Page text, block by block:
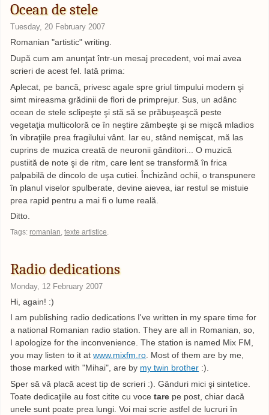
Ocean de stele
Tuesday, 20 February 2007
Romanian "artistic" writing.
După cum am anunţat într-un mesaj precedent, voi mai avea
scrieri de acest fel. Iată prima:
Aplecat, pe bancă, privesc agale spre griul timpului modern şi
simt mireasma grădinii de flori de primprejur. Sus, un adânc
ocean de stele sclipeşte şi stă să se prăbuşeaşcă peste
vegetaţia multicoloră ce în neştire zâmbeşte şi se mişcă mladios
în vibraţiile prea fragilului vânt. Iar eu, stând nemişcat, mă las
cuprins de muzica creată de neuronii gânditori... O muzică
pustiită de note şi de ritm, care lent se transformă în frica
palpabilă de dincolo de uşa cutiei. Închizând ochii, o transpunere
în planul viselor spulberate, devine aievea, iar restul se mistuie
prea rapid pentru a mai fi o lume reală.
Ditto.
Tags:romanian ,texte artistice
Radio dedications
Monday, 12 February 2007
Hi, again! :)
I am publishing radio dedications I've written in my spare time for
a national Romanian radio station. They are all in Romanian, so,
I apologize for the inconvenience. The station is named Mix FM,
you may listen to it atwww.mixfm.ro. Most of them are by me,
those marked with "Mihai", are by my twin brother :).
Sper să vă placă acest tip de scrieri :). Gânduri mici şi sintetice.
Toate dedicaţiile au fost citite cu vocetare pe post, chiar dacă
unele sunt poate prea lungi. Voi mai scrie astfel de lucruri în